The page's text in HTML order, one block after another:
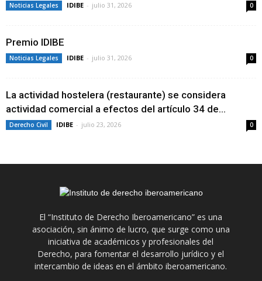
Noticias Legales IDIBE - julio 31, 2026 0
Premio IDIBE
Noticias Legales IDIBE - julio 31, 2026 0
La actividad hostelera (restaurante) se considera
actividad comercial a efectos del artículo 34 de...
Derecho Civil IDIBE - julio 23, 2026 0
El “Instituto de Derecho Iberoamericano” es una
asociación, sin ánimo de lucro, que surge como una
iniciativa de académicos y profesionales del
Derecho, para fomentar el desarrollo jurídico y el
intercambio de ideas en el ámbito iberoamericano.